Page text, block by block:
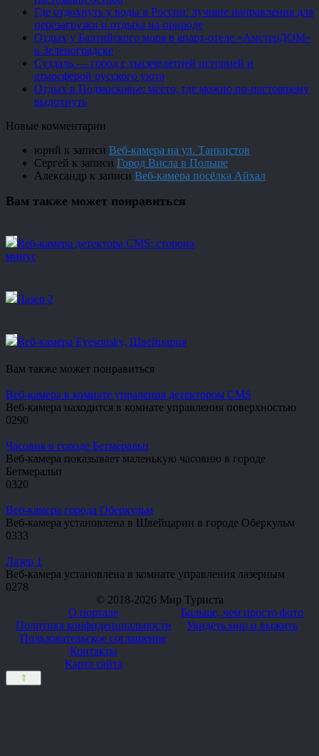
Где отдохнуть у воды в России: лучшие направления для
перезагрузки и отдыха на природе
Отдых у Балтийского моря в апарт-отеле «АмстерДОМ»
в Зеленоградске
Суздаль — город с тысячелетней историей и
атмосферой русского уюта
Отдых в Подмосковье: место, где можно по-настоящему
выдохнуть
Новые комментарии
юрий к записи Веб-камера на ул. Танкистов
Сергей к записи Город Висла в Польше
Александр к записи Веб-камера посёлка Айхал
Вам также может понравиться
Веб-камера детектора CMS: сторона
минус
Лазер 2
Веб-камера Eyesonsky, Швейцария
Вам также может понравиться
Веб-камера в комнате упраления детектором CMS
Веб-камера находится в комнате управления поверхностью
0290
Часовня в городе Бетмеральп
Веб-камера показывает маленькую часовню в городе
Бетмеральп
0320
Веб-камера города Оберкульм
Веб-камера установлена в Швейцарии в городе Оберкульм
0333
Лазер 1
Веб-камера установлена в комнате управления лазерным
0278
© 2018-2026 Мир Туриста
О портале
Политика конфиденциальности
Пользовательское соглашение
Контакты
Карта сайта
Больше, чем просто фото
Увидеть мир и выжить